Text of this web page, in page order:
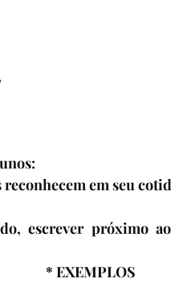
eles reconhecem em seu
escrever próximo
* EXEMPLOS